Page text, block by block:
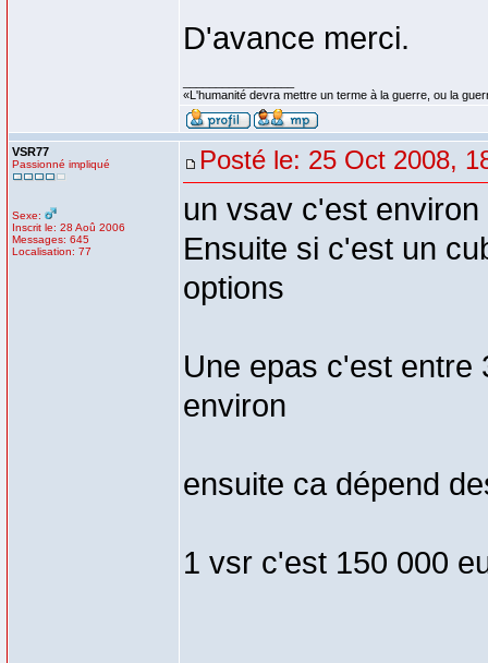
D'avance merci.
«L'humanité devra mettre un terme à la guerre, ou la
VSR77
Passionné impliqué
Sexe:
Inscrit le: 28 Aoû 2006
Messages: 645
Localisation: 77
Posté le: 25 Oct 2008,
un vsav c'est
Ensuite si c'est un
options
Une epas c'est entre
environ
ensuite ca dépend
1 vsr c'est 150 000